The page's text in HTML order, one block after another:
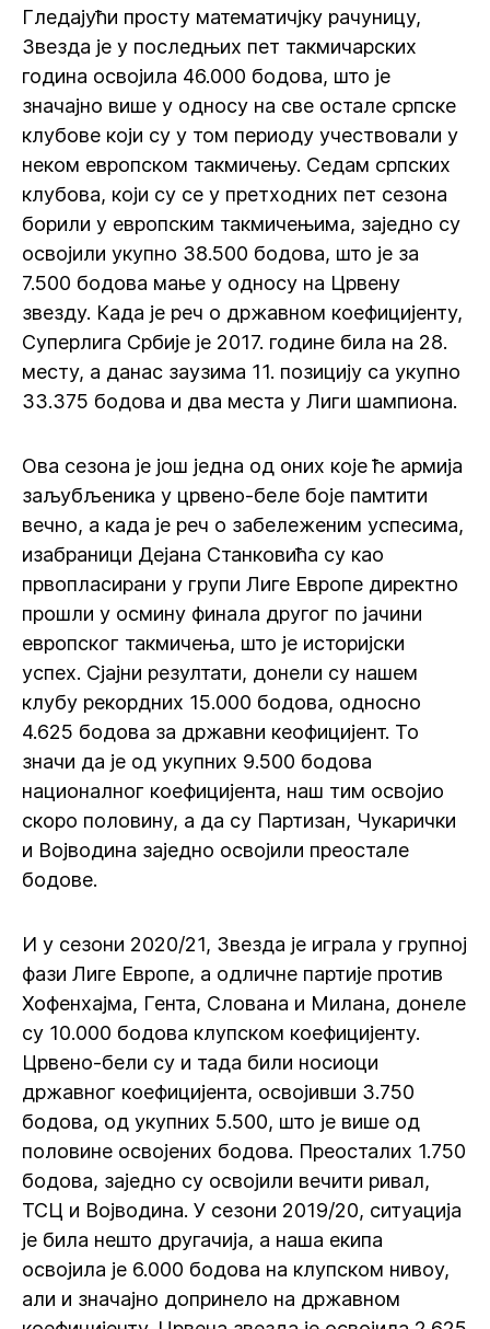
Гледајући просту математичјку рачуницу,
Звезда је у последњих пет такмичарских
година освојила 46.000 бодова, што је
значајно више у односу на све остале српске
клубове који су у том периоду учествовали у
неком европском такмичењу. Седам српских
клубова, који су се у претходних пет сезона
борили у европским такмичењима, заједно су
освојили укупно 38.500 бодова, што је за
7.500 бодова мање у односу на Црвену
звезду. Када је реч о државном коефицијенту,
Суперлига Србије је 2017. године била на 28.
месту, а данас заузима 11. позицију са укупно
33.375 бодова и два места у Лиги шампиона.
Ова сезона је још једна од оних које ће армија
заљубљеника у црвено-беле боје памтити
вечно, а када је реч о забележеним успесима,
изабраници Дејана Станковића су као
првопласирани у групи Лиге Европе директно
прошли у осмину финала другог по јачини
европског такмичења, што је историјски
успех. Сјајни резултати, донели су нашем
клубу рекордних 15.000 бодова, односно
4.625 бодова за државни кеофицијент. То
значи да је од укупних 9.500 бодова
националног коефицијента, наш тим освојио
скоро половину, а да су Партизан, Чукарички
и Војводина заједно освојили преостале
бодове.
И у сезони 2020/21, Звезда је играла у групној
фази Лиге Европе, а одличне партије против
Хофенхајма, Гента, Слована и Милана, донеле
су 10.000 бодова клупском коефицијенту.
Црвено-бели су и тада били носиоци
државног коефицијента, освојивши 3.750
бодова, од укупних 5.500, што је више од
половине освојених бодова. Преосталих 1.750
бодова, заједно су освојили вечити ривал,
ТСЦ и Војводина. У сезони 2019/20, ситуација
је била нешто другачија, а наша екипа
освојила је 6.000 бодова на клупском нивоу,
али и значајно допринело на државном